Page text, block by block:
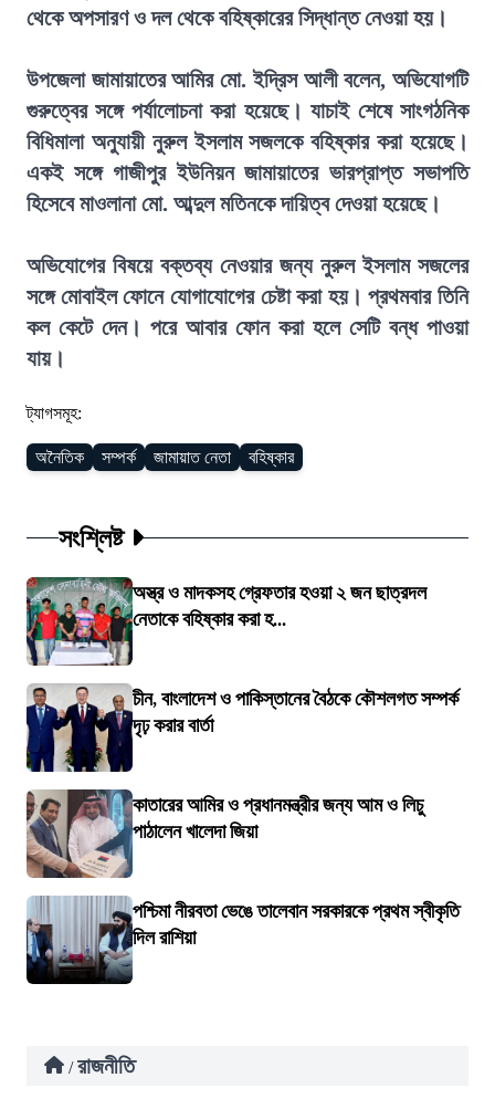
থেকে অপসারণ ও দল থেকে বহিষ্কারের সিদ্ধান্ত নেওয়া হয়।
উপজেলা জামায়াতের আমির মো. ইদ্রিস আলী বলেন, অভিযোগটি
গুরুত্বের সঙ্গে পর্যালোচনা করা হয়েছে। যাচাই শেষে সাংগঠনিক
বিধিমালা অনুযায়ী নুরুল ইসলাম সজলকে বহিষ্কার করা হয়েছে।
একই সঙ্গে গাজীপুর ইউনিয়ন জামায়াতের ভারপ্রাপ্ত সভাপতি
হিসেবে মাওলানা মো. আব্দুল মতিনকে দায়িত্ব দেওয়া হয়েছে।
অভিযোগের বিষয়ে বক্তব্য নেওয়ার জন্য নুরুল ইসলাম সজলের
সঙ্গে মোবাইল ফোনে যোগাযোগের চেষ্টা করা হয়। প্রথমবার তিনি
কল কেটে দেন। পরে আবার ফোন করা হলে সেটি বন্ধ পাওয়া
যায়।
ট্যাগসমূহ:
অনৈতিক সম্পর্ক জামায়াত নেতা বহিষ্কার
সংশ্লিষ্ট
অস্ত্র ও মাদকসহ গ্রেফতার হওয়া ২ জন ছাত্রদল
নেতাকে বহিষ্কার করা হ...
চীন, বাংলাদেশ ও পাকিস্তানের বৈঠকে কৌশলগত সম্পর্ক
দৃঢ় করার বার্তা
কাতারের আমির ও প্রধানমন্ত্রীর জন্য আম ও লিচু
পাঠালেন খালেদা জিয়া
পশ্চিমা নীরবতা ভেঙে তালেবান সরকারকে প্রথম স্বীকৃতি
দিল রাশিয়া
/ রাজনীতি